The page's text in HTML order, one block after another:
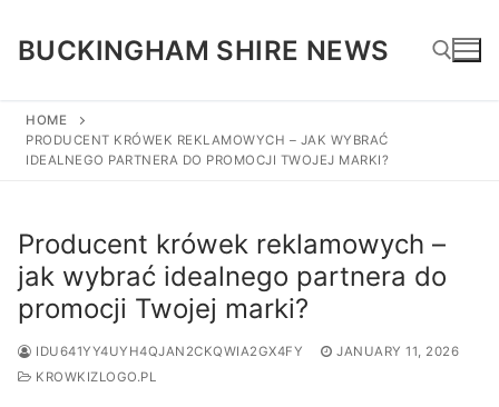
content
BUCKINGHAM SHIRE NEWS
Search for:
HOME
PRODUCENT KRÓWEK REKLAMOWYCH – JAK WYBRAĆ
IDEALNEGO PARTNERA DO PROMOCJI TWOJEJ MARKI?
Producent krówek reklamowych –
jak wybrać idealnego partnera do
promocji Twojej marki?
IDU641YY4UYH4QJAN2CKQWIA2GX4FY
JANUARY 11, 2026
KROWKIZLOGO.PL